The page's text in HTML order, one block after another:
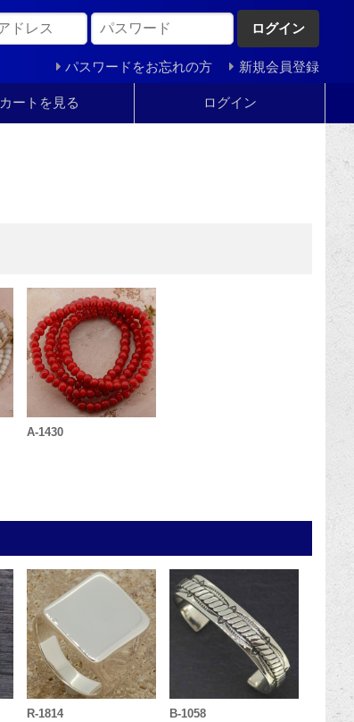
ログイン
パスワードをお忘れの方 新規会員登録
カートを見る ログイン
A-1430
R-1814 B-1058